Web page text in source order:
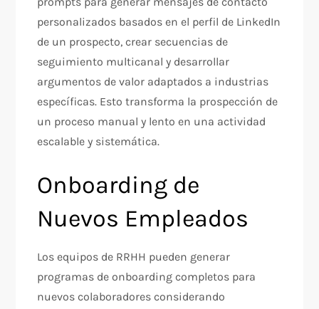
personalizados basados en el perfil de LinkedIn
de un prospecto, crear secuencias de
seguimiento multicanal y desarrollar
argumentos de valor adaptados a industrias
específicas. Esto transforma la prospección de
un proceso manual y lento en una actividad
escalable y sistemática.​
Onboarding de
Nuevos Empleados
Los equipos de RRHH pueden generar
programas de onboarding completos para
nuevos colaboradores considerando